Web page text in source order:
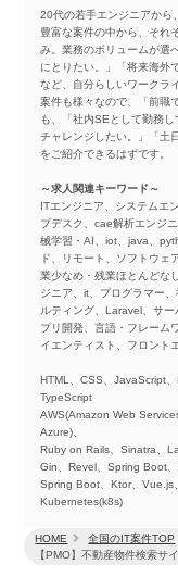
HOME 全国のIT案件TOP
【PMO】不動産物件検索サ
20代の若手エンジニアから
豊富な案件の中から、それ
み。業務のボリュームが選
にとりたい。」「将来海外
など、自分らしいワークラ
案件も様々なので、「前職
も、「社内SEとして勤務
チャレンジしたい。」「土
をご紹介できるはずです。
～求人関連キーワード～
ITエンジニア、システムエ
プデスク、cae解析エンジ
械学習・AI、iot、java、
ド、リモート、ソフトウェ
業少なめ・残業ほとんどな
ジニア、it、プログラマー
ルティング、Laravel、サ
プリ開発、言語・フレーム
イエンティスト、フロント
HTML、CSS、JavaScript
TypeScript
AWS(Amazon Web
Azure)、
Ruby on Rails、Sinatra、
Gin、Revel、Spring Boot
Spring Boot、Ktor、Vue.js
Kubernetes(k8s)